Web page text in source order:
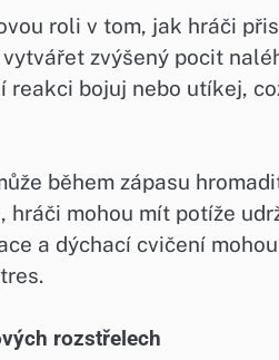
roli v tom, jak hráči
zvýšený pocit
reakci bojuj nebo utíkej,
během zápasu
hráči mohou mít potíže
a dýchací cvičení
rozstřelech